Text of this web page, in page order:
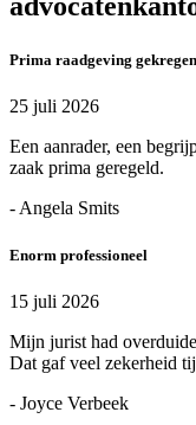
Prima raadgeving
25 juli 2026
Een aanrader, een
zaak prima geregeld.
- Angela Smits
Enorm professioneel
15 juli 2026
Mijn jurist had
Dat gaf veel zekerheid
- Joyce Verbeek